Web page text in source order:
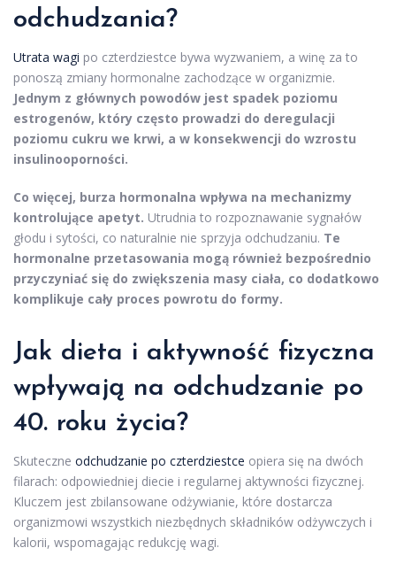
odchudzania?
Utrata wagi po czterdziestce bywa wyzwaniem, a winę za to
ponoszą zmiany hormonalne zachodzące w organizmie.
Jednym z głównych powodów jest spadek poziomu
estrogenów, który często prowadzi do deregulacji
poziomu cukru we krwi, a w konsekwencji do wzrostu
insulinooporności.
Co więcej, burza hormonalna wpływa na mechanizmy
kontrolujące apetyt. Utrudnia to rozpoznawanie sygnałów
głodu i sytości, co naturalnie nie sprzyja odchudzaniu. Te
hormonalne przetasowania mogą również bezpośrednio
przyczyniać się do zwiększenia masy ciała, co dodatkowo
komplikuje cały proces powrotu do formy.
Jak dieta i aktywność fizyczna
wpływają na odchudzanie po
40. roku życia?
Skuteczne odchudzanie po czterdziestce opiera się na dwóch
filarach: odpowiedniej diecie i regularnej aktywności fizycznej.
Kluczem jest zbilansowane odżywianie, które dostarcza
organizmowi wszystkich niezbędnych składników odżywczych i
kalorii, wspomagając redukcję wagi.